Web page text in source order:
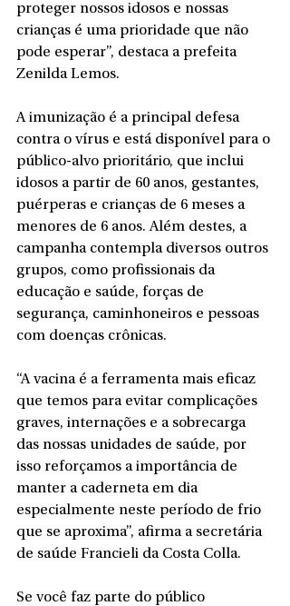
proteger nossos idosos e nossas
crianças é uma prioridade que não
pode esperar”, destaca a prefeita
Zenilda Lemos.
A imunização é a principal defesa
contra o vírus e está disponível para o
público-alvo prioritário, que inclui
idosos a partir de 60 anos, gestantes,
puérperas e crianças de 6 meses a
menores de 6 anos. Além destes, a
campanha contempla diversos outros
grupos, como profissionais da
educação e saúde, forças de
segurança, caminhoneiros e pessoas
com doenças crônicas.
“A vacina é a ferramenta mais eficaz
que temos para evitar complicações
graves, internações e a sobrecarga
das nossas unidades de saúde, por
isso reforçamos a importância de
manter a caderneta em dia
especialmente neste período de frio
que se aproxima”, afirma a secretária
de saúde Francieli da Costa Colla.
Se você faz parte do público